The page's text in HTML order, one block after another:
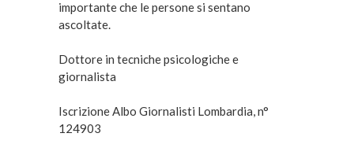
importante che le persone si sentano
ascoltate.
Dottore in tecniche psicologiche e
giornalista
Iscrizione Albo Giornalisti Lombardia, n°
124903